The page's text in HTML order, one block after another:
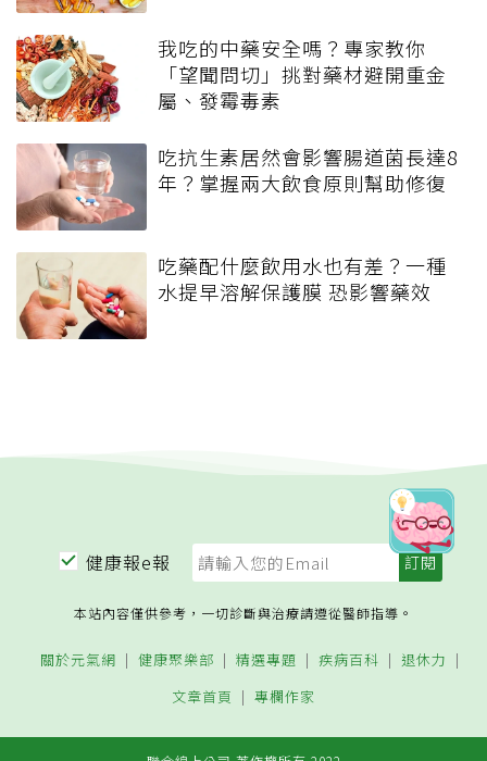
我吃的中藥安全嗎？專家教你
「望聞問切」挑對藥材避開重金
屬、發霉毒素
吃抗生素居然會影響腸道菌長達8
年？掌握兩大飲食原則幫助修復
吃藥配什麼飲用水也有差？一種
水提早溶解保護膜 恐影響藥效
健康報e報
本站內容僅供參考，一切診斷與治療請遵從醫師指導。
關於元氣網 健康聚樂部 精選專題 疾病百科
退休力
文章首頁
專欄作家